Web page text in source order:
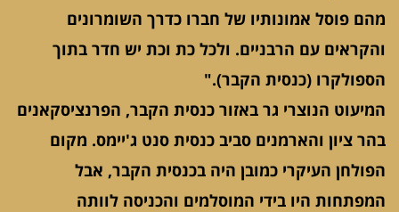
מהם פוסל אמונותיו של חברו כדרך השומרונים
והקראים עם הרבניים. ולכל כת וכת יש חדר בתוך
הספולקרו (כנסית הקבר)."
המיעוט הנוצרי גר באזור כנסית הקבר, הפרנציסקאנים
בהר ציון והארמנים סביב כנסית סנט ג'יימס. מקום
הפולחן העיקרי כמובן היה בכנסית הקבר, אבל
המפתחות היו בידי המוסלמים והכניסה לוותה